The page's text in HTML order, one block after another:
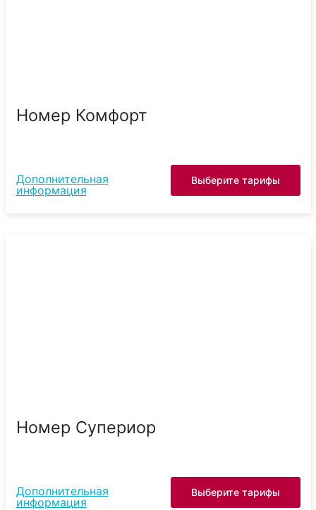
Номер Комфорт
Дополнительная
информация
Выберите тарифы
Номер Супериор
Дополнительная
информация
Выберите тарифы